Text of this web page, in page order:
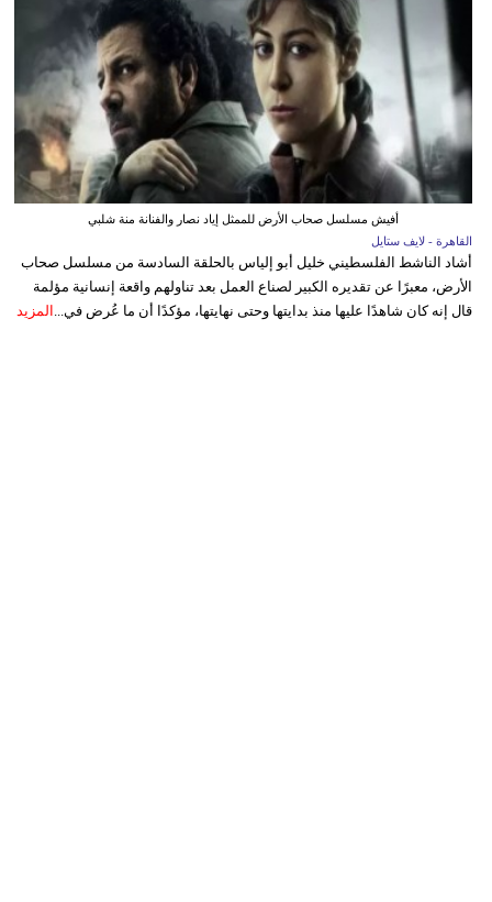
أفيش مسلسل صحاب الأرض للممثل إياد نصار والفنانة منة شلبي
القاهرة - لايف ستايل
أشاد الناشط الفلسطيني خليل أبو إلياس بالحلقة السادسة من مسلسل صحاب
الأرض، معبرًا عن تقديره الكبير لصناع العمل بعد تناولهم واقعة إنسانية مؤلمة
قال إنه كان شاهدًا عليها منذ بدايتها وحتى نهايتها، مؤكدًا أن ما عُرض في... المزيد